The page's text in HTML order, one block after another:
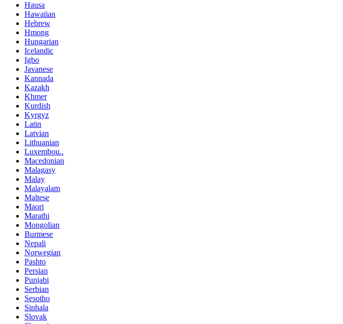
Hausa
Hawaiian
Hebrew
Hmong
Hungarian
Icelandic
Igbo
Javanese
Kannada
Kazakh
Khmer
Kurdish
Kyrgyz
Latin
Latvian
Lithuanian
Luxembou..
Macedonian
Malagasy
Malay
Malayalam
Maltese
Maori
Marathi
Mongolian
Burmese
Nepali
Norwegian
Pashto
Persian
Punjabi
Serbian
Sesotho
Sinhala
Slovak